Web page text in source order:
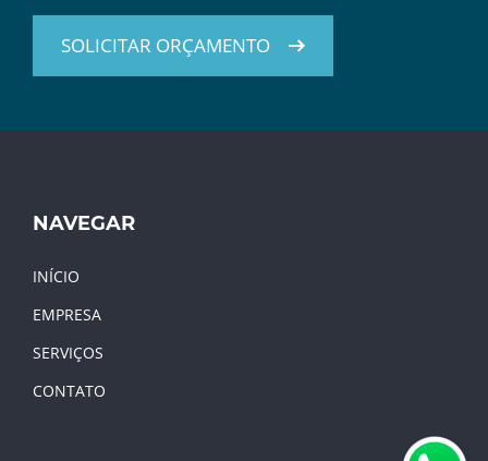
SOLICITAR ORÇAMENTO
NAVEGAR
INÍCIO
EMPRESA
SERVIÇOS
CONTATO